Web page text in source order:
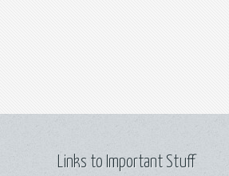
Links to Important Stuff